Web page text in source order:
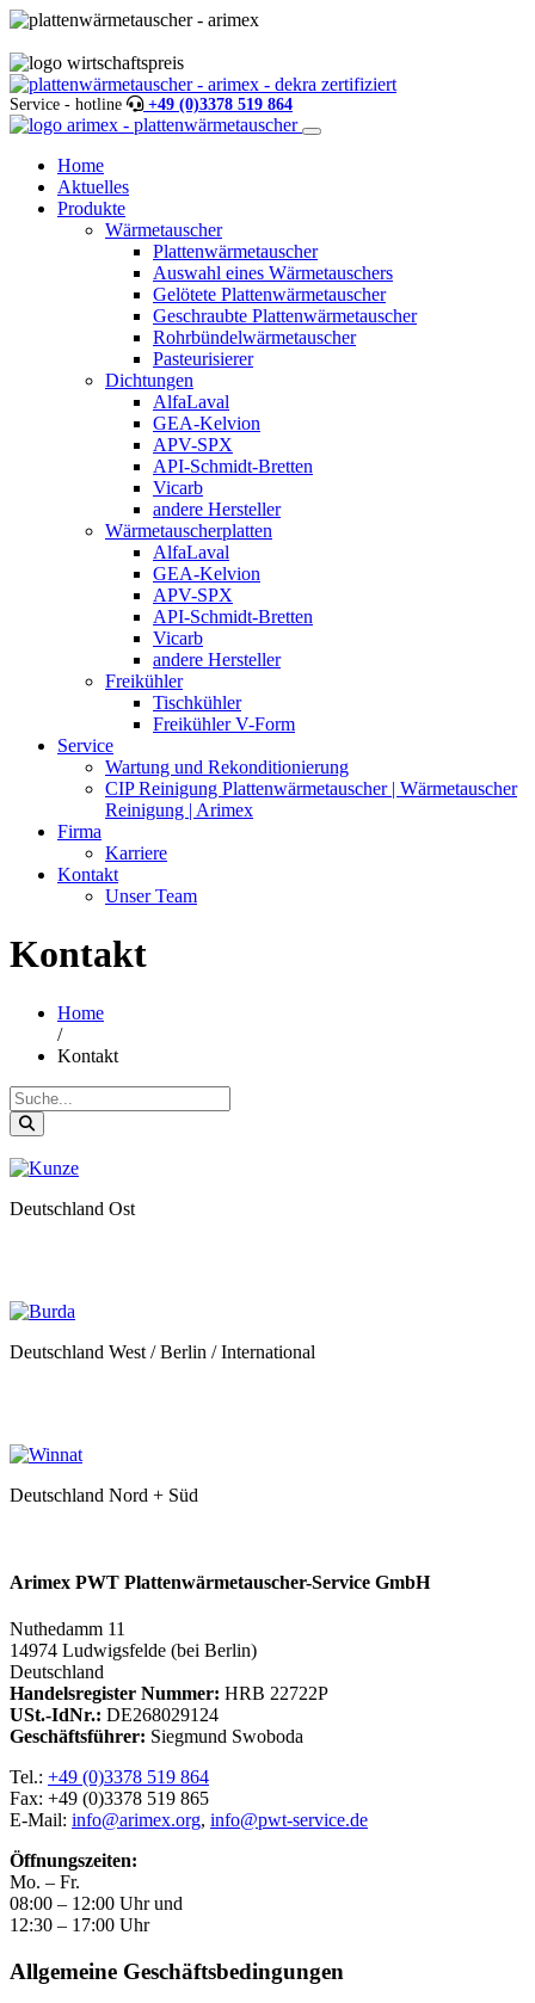
Service - hotline +49 (0)3378 519 864
Home
Aktuelles
Produkte
Wärmetauscher
Plattenwärmetauscher
Auswahl eines Wärmetauschers
Gelötete Plattenwärmetauscher
Geschraubte Plattenwärmetauscher
Rohrbündelwärmetauscher
Pasteurisierer
Dichtungen
AlfaLaval
GEA-Kelvion
APV-SPX
API-Schmidt-Bretten
Vicarb
andere Hersteller
Wärmetauscherplatten
AlfaLaval
GEA-Kelvion
APV-SPX
API-Schmidt-Bretten
Vicarb
andere Hersteller
Freikühler
Tischkühler
Freikühler V-Form
Service
Wartung und Rekonditionierung
CIP Reinigung Plattenwärmetauscher | Wärmetauscher
Reinigung | Arimex
Firma
Karriere
Kontakt
Unser Team
Kontakt
Home
/
Kontakt
Deutschland Ost
Deutschland West / Berlin / International
Deutschland Nord + Süd
Arimex PWT Plattenwärmetauscher-Service GmbH
Nuthedamm 11
14974 Ludwigsfelde (bei Berlin)
Deutschland
Handelsregister Nummer: HRB 22722P
USt.-IdNr.: DE268029124
Geschäftsführer: Siegmund Swoboda
Tel.: +49 (0)3378 519 864
Fax: +49 (0)3378 519 865
E-Mail: info@arimex.org, info@pwt-service.de
Öffnungszeiten:
Mo. – Fr.
08:00 – 12:00 Uhr und
12:30 – 17:00 Uhr
Allgemeine Geschäftsbedingungen